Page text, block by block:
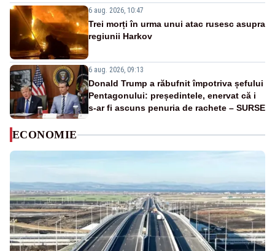
6 aug. 2026, 10:47
Trei morți în urma unui atac rusesc asupra
regiunii Harkov
6 aug. 2026, 09:13
Donald Trump a răbufnit împotriva șefului
Pentagonului: președintele, enervat că i
s-ar fi ascuns penuria de rachete – SURSE
ECONOMIE